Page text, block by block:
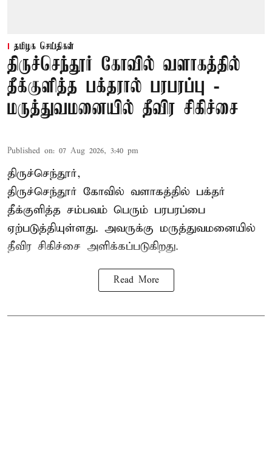
தமிழக செய்திகள்
திருச்செந்தூர் கோவில் வளாகத்தில்
தீக்குளித்த பக்தரால் பரபரப்பு -
மருத்துவமனையில் தீவிர சிகிச்சை
Published on: 07 Aug 2026, 3:40 pm
திருச்செந்தூர்,
திருச்செந்தூர் கோவில் வளாகத்தில் பக்தர்
தீக்குளித்த சம்பவம் பெரும் பரபரப்பை
ஏற்படுத்தியுள்ளது. அவருக்கு மருத்துவமனையில்
தீவிர சிகிச்சை அளிக்கப்படுகிறது.
Read More